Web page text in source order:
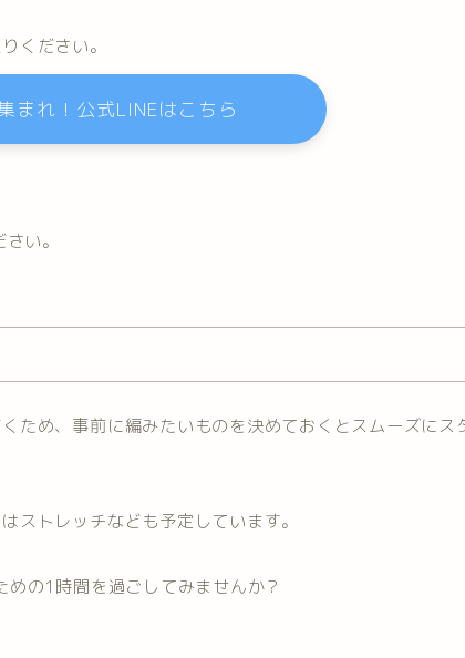
ください。
まれ！公式LINEはこちら
い。
ため、事前に編みたいものを決めておくとスムーズにス
ストレッチなども予定しています。
の1時間を過ごしてみませんか？